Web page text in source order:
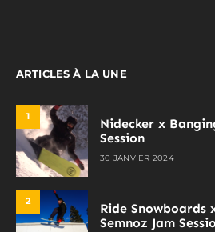
ARTICLES À LA UNE
1
Nidecker x
Session
30 JANVIER 2024
2
Ride Snowboards
Semnoz Jam